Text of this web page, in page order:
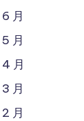
月
月
月
月
月